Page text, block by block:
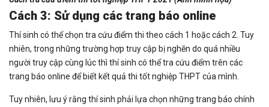
Cách 3: Sử dụng các trang báo online
Thí sinh có thể chọn tra cứu điểm thi theo cách 1 hoặc cách 2. Tuy
nhiên, trong những trường hợp truy cập bị nghẽn do quá nhiều
người truy cập cùng lúc thì thí sinh có thể tra cứu điểm trên các
trang báo online để biết kết quả thi tốt nghiệp THPT của mình.
Tuy nhiên, lưu ý rằng thí sinh phải lựa chọn những trang báo chính